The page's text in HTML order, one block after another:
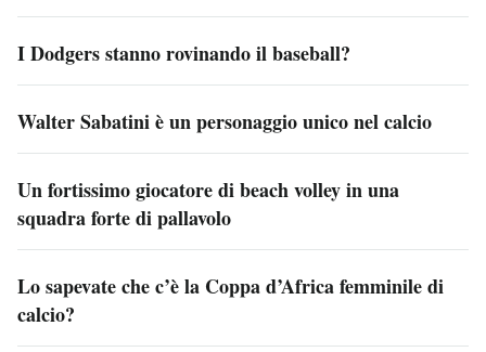
I Dodgers stanno rovinando il baseball?
Walter Sabatini è un personaggio unico nel calcio
Un fortissimo giocatore di beach volley in una
squadra forte di pallavolo
Lo sapevate che c’è la Coppa d’Africa femminile di
calcio?